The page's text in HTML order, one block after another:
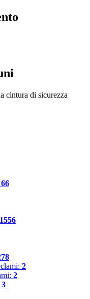
cintura di sicurezza
66
1556
2
2
3